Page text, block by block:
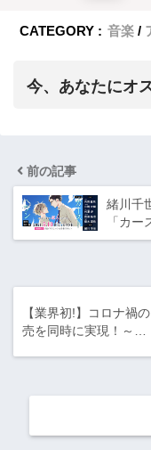
CATEGORY : 音楽
今、あなたにオ
前の記事
緒川千
「カ
【業界初!】コロナ禍
売を同時に実現！～…